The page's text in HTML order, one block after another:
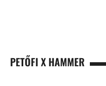
PETŐFI X HAMMER